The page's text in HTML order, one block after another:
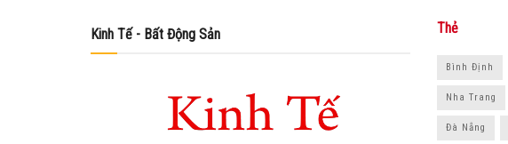
Kinh Tế - Bất Động Sản Thẻ
Bình Định
Nha Trang
Đà Nẵng